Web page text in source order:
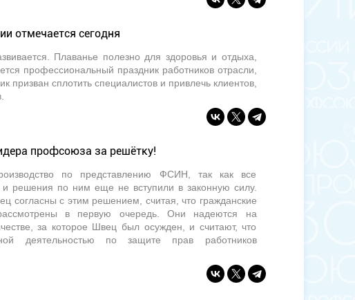
отмечается сегодня
Плаванье полезно для здоровья и отдыха,
профессиональный праздник работников отрасли,
сплотить специалистов и привлечь клиентов,
профсоюза за решётку!
по представлению ФСИН, так как все
решения по ним еще не вступили в законную силу.
согласны с этим решением, считая, что гражданские
в первую очередь. Они надеются на
за которое Швец был осужден, и считают, что
деятельностью по защите прав работников